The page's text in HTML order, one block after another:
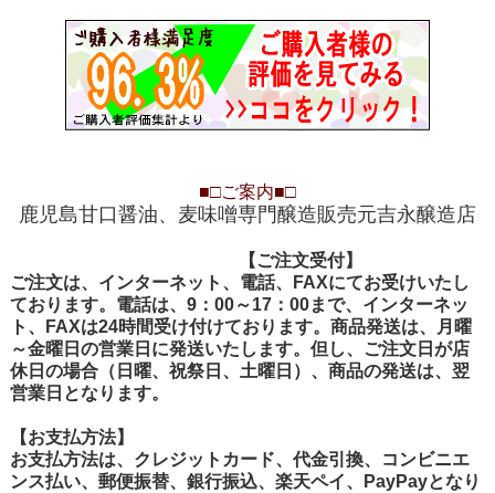
■□ご案内■□
鹿児島甘口醤油、麦味噌専門醸造販売元吉永醸造店
【ご注文受付】
ご注文は、インターネット、電話、FAXにてお受けいたし
ております。電話は、9：00～17：00まで、インターネッ
ト、FAXは24時間受け付けております。商品発送は、月曜
～金曜日の営業日に発送いたします。但し、ご注文日が店
休日の場合（日曜、祝祭日、土曜日）、商品の発送は、翌
営業日となります。
【お支払方法】
お支払方法は、クレジットカード、代金引換、コンビニエ
ンス払い、郵便振替、銀行振込、楽天ペイ、PayPayとなり